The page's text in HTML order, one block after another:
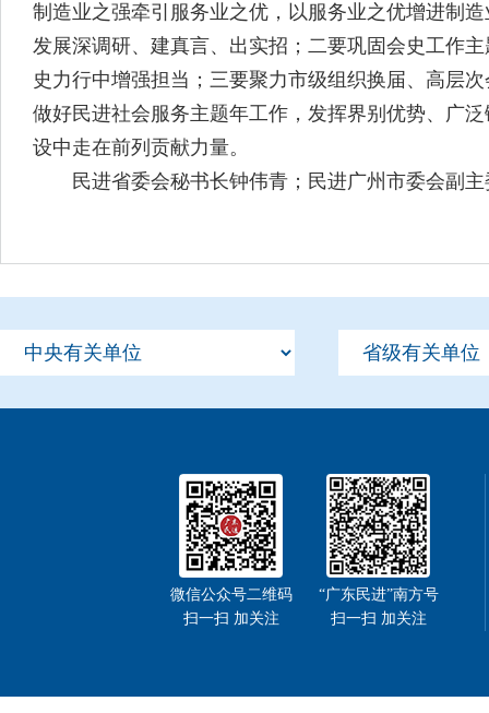
制造业之强牵引服务业之优，以服务业之优增进制
发展深调研、建真言、出实招；二要巩固会史工作
史力行中增强担当；三要聚力市级组织换届、高层
做好民进社会服务主题年工作，发挥界别优势、广
设中走在前列贡献力量。
民进省委会秘书长钟伟青；民进广州市委会副主
“广东民进”南方号
扫一扫 加关注
微信公众号二维码
扫一扫 加关注